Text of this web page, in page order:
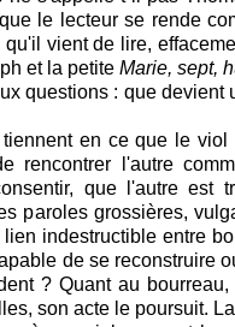
le lecteur se rende
vient de lire,
et la petite Marie, sept,
questions : que devient
en ce que le
rencontrer l'autre
que l'autre est
paroles grossières,
indestructible entre
de se reconstruire
? Quant au
son acte le poursuit.